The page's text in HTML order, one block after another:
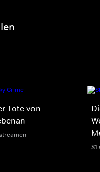
Tote von